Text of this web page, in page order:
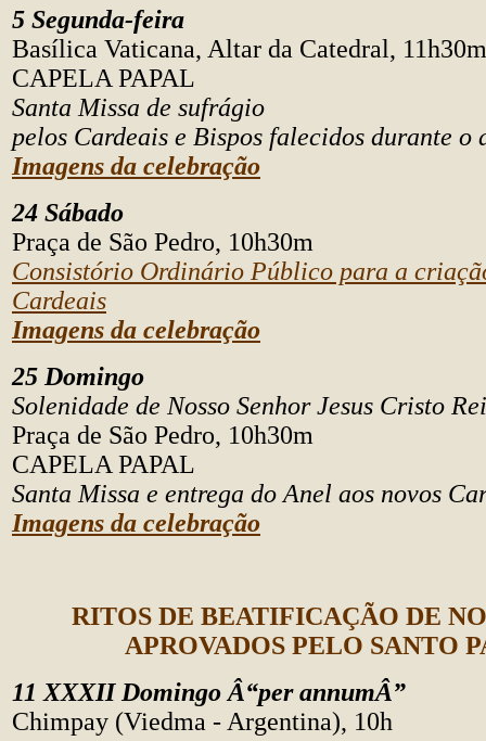
5 Segunda-feira
Basílica Vaticana, Altar da Catedral, 11h30m
CAPELA PAPAL
Santa Missa de sufrágio
pelos Cardeais e Bispos falecidos durante o
Imagens da celebração
24 Sábado
Praça de São Pedro, 10h30m
Consistório Ordinário Público para a
Cardeais
Imagens da celebração
25 Domingo
Solenidade de Nosso Senhor Jesus Cristo
Praça de São Pedro, 10h30m
CAPELA PAPAL
Santa Missa e entrega do Anel aos novos
Imagens da celebração
RITOS DE BEATIFICAÇÃO DE
APROVADOS PELO SANTO
11 XXXII Domingo Â“per annumÂ”
Chimpay (Viedma - Argentina), 10h